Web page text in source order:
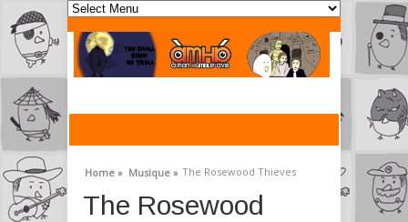
Home » Musique » The Rosewood Thieves
The Rosewood